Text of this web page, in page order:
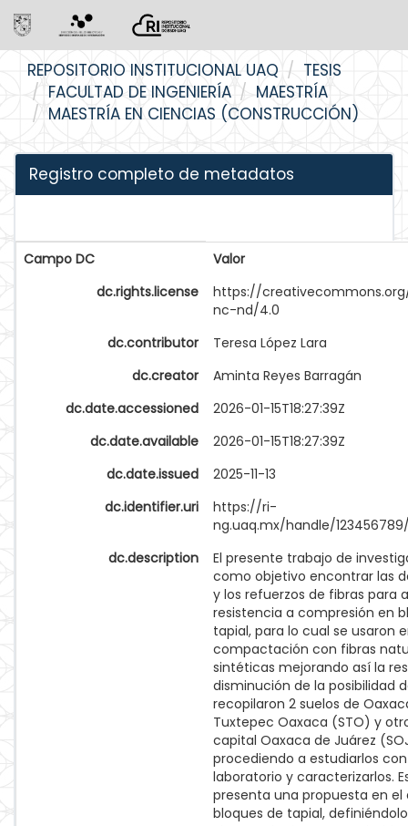
navigation
REPOSITORIO INSTITUCIONAL UAQ
TESIS
FACULTAD DE INGENIERÍA
MAESTRÍA
MAESTRÍA EN CIENCIAS (CONSTRUCCIÓN)
Registro completo de metadatos
Campo DC
Valor
dc.rights.license
https://
nc-nd/4.0
dc.contributor
Teresa López Lara
dc.creator
Aminta Reyes Barragán
dc.date.accessioned
2026-01-15T18:27:39Z
dc.date.available
2026-01-15T18:27:39Z
dc.date.issued
2025-11-13
dc.identifier.uri
https://ri-
ng.uaq.mx/handle/
dc.description
El presente trabajo de
como objetivo encontrar las
y los refuerzos de fibras para
resistencia a compresión en
tapial, para lo cual se usaron
compactación con fibras
sintéticas mejorando así la
disminución de la posibilidad
recopilaron 2 suelos de
Tuxtepec Oaxaca (STO) y
capital Oaxaca de Juárez
procediendo a estudiarlos
laboratorio y caracterizarlos.
presenta una propuesta en el
bloques de tapial,